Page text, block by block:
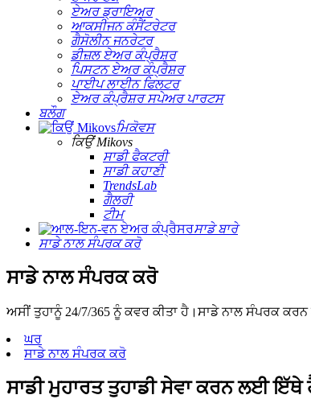
ਏਅਰ ਡ੍ਰਾਇਅਰ
ਆਕਸੀਜਨ ਕੰਸੈਂਟਰੇਟਰ
ਗੈਸੋਲੀਨ ਜਨਰੇਟਰ
ਡੀਜ਼ਲ ਏਅਰ ਕੰਪ੍ਰੈਸ਼ਰ
ਪਿਸਟਨ ਏਅਰ ਕੰਪ੍ਰੈਸ਼ਰ
ਪਾਈਪ ਲਾਈਨ ਫਿਲਟਰ
ਏਅਰ ਕੰਪ੍ਰੈਸ਼ਰ ਸਪੇਅਰ ਪਾਰਟਸ
ਬਲੌਗ
ਮਿਕੋਵਸ
ਕਿਉਂ Mikovs
ਸਾਡੀ ਫੈਕਟਰੀ
ਸਾਡੀ ਕਹਾਣੀ
TrendsLab
ਗੈਲਰੀ
ਟੀਮ
ਸਾਡੇ ਬਾਰੇ
ਸਾਡੇ ਨਾਲ ਸੰਪਰਕ ਕਰੋ
ਸਾਡੇ ਨਾਲ ਸੰਪਰਕ ਕਰੋ
ਅਸੀਂ ਤੁਹਾਨੂੰ 24/7/365 ਨੂੰ ਕਵਰ ਕੀਤਾ ਹੈ।ਸਾਡੇ ਨਾਲ ਸੰਪਰਕ
ਘਰ
ਸਾਡੇ ਨਾਲ ਸੰਪਰਕ ਕਰੋ
ਸਾਡੀ ਮੁਹਾਰਤ ਤੁਹਾਡੀ ਸੇਵਾ ਕਰਨ ਲਈ ਇੱਥੇ